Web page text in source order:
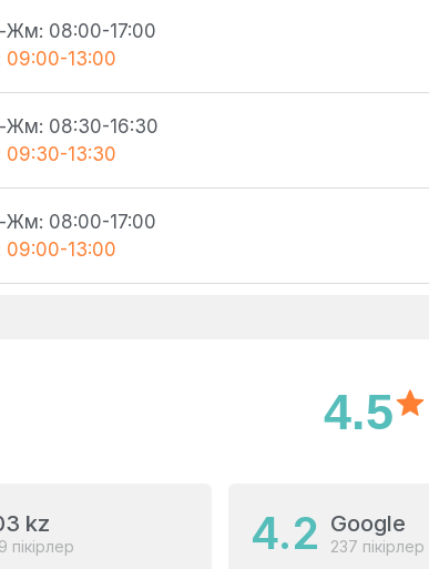
Жм: 08:00-17:00
09:00-13:00
Жм: 08:30-16:30
09:30-13:30
Жм: 08:00-17:00
09:00-13:00
4.5
kz
пікірлер 4.2 Google
237 пікірлер